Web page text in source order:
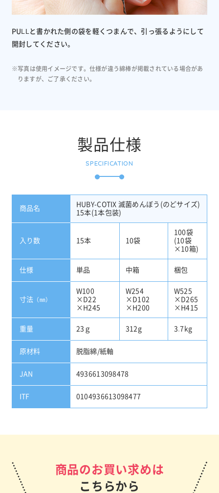
PULLと書かれた側の袋を軽くつまんで、引っ張るようにして
開封してください。
※写真は使用イメージです。仕様が違う綿棒が掲載されている場合があ
りますが、ご了承ください。
製品仕様
SPECIFICATION
商品名
HUBY-COTIX 滅菌めんぼう(のどサイズ)
15本(1本包装)
入り数 15本 10袋
100袋
(10袋
×10箱)
仕様 単品 中箱 梱包
寸法 （㎜）
W100
×D22
×H245
W254
×D102
×H200
W525
×D265
×H415
重量 23ｇ 312g 3.7kg
原材料 脱脂綿/紙軸
JAN 4936613098478
ITF 0104936613098477
商品のお買い求めは
こちらから